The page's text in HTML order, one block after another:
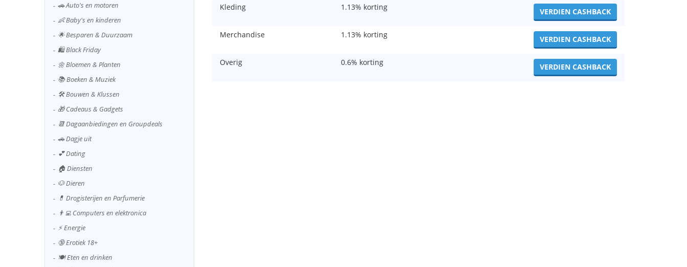
Kleding 1.13% korting VERDIEN CASHBACK
Merchandise 1.13% korting VERDIEN CASHBACK
Overig 0.6% korting VERDIEN CASHBACK
🚗 Auto's en motoren
👶 Baby's en kinderen
🌟 Besparen & Duurzaam
🛍️ Black Friday
🌼 Bloemen & Planten
📚 Boeken & Muziek
🛠️ Bouwen & Klussen
🎁 Cadeaus & Gadgets
📆 Dagaanbiedingen en Groupdeals
🚗 Dagje uit
💕 Dating
🏠 Diensten
🐶 Dieren
💊 Drogisterijen en Parfumerie
👨‍💻 Computers en elektronica
⚡ Energie
🔞 Erotiek 18+
🍽️ Eten en drinken